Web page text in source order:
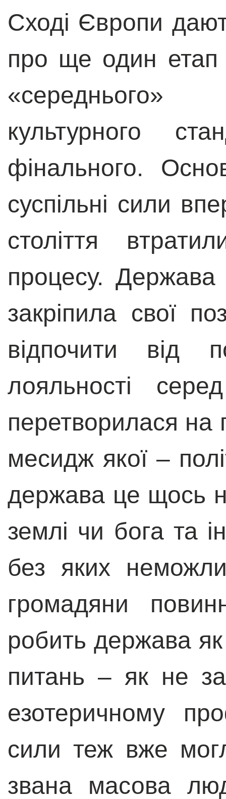
Сході Європи
про ще один етап
«середнього»
культурного
фінального.
суспільні сили
століття
процесу. Держава
закріпила свої
відпочити від
лояльності
перетворилася на
месидж якої –
держава це щось
землі чи бога та
без яких
громадяни
робить держава
питань – як не
езотеричному
сили теж вже
звана масова